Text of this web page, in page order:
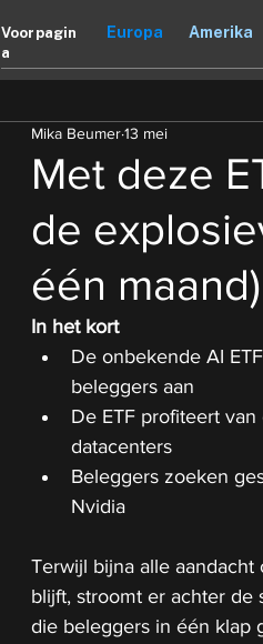
Voorpagin
a
Europa Amerika
Met deze
de
één maand)
Mika Beumer13 mei
In het kort
De onbekende AI
beleggers aan
De ETF profiteert
datacenters
Beleggers zoeken
Nvidia
Terwijl bijna alle
blijft, stroomt er achter de
die beleggers in één klap